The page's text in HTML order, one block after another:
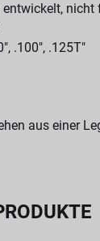
.100", .125T"
aus einer